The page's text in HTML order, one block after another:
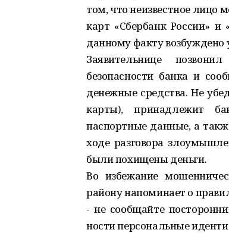
том, что неизвестное
карт «Сбербанк России»
данному факту возбуждено
Заявительнице
безопасности банка и
денежные средства. Не
карты), принадлежит
паспортные данные, а
ходе разговора
были похищены деньги.
Во избежание
району напоминает о
- не сообщайте
ности персональные